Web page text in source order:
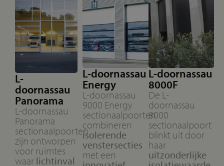
L-
doornassau
Panorama
L-doornassau
Panorama
sectionaalpoorten
zijn ontworpen
voor ruimtes
waar lichtinval
L-doornassau
Energy
L-doornassau
9000 Energy
sectionaalpoorten
combineren
isolerende
venstersecties
met een
L-doornassau
8000F
De L-
doornassau
8000
sectionaalpoort
blinkt uit door
haar
uitzonderlijke